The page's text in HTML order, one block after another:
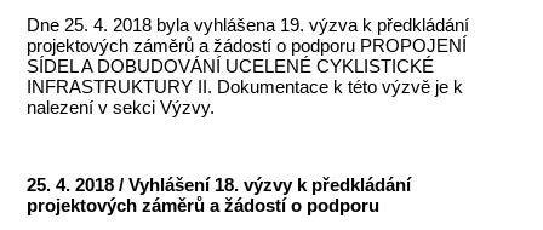
Dne 25. 4. 2018 byla vyhlášena 19. výzva k předkládání
projektových záměrů a žádostí o podporu PROPOJENÍ
SÍDEL A DOBUDOVÁNÍ UCELENÉ CYKLISTICKÉ
INFRASTRUKTURY II. Dokumentace k této výzvě je k
nalezení v sekci Výzvy.
25. 4. 2018 / Vyhlášení 18. výzvy k předkládání
projektových záměrů a žádostí o podporu